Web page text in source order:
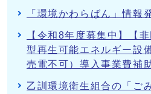
「環境かわらばん」情報
【令和8年度募集中】【
型再生可能エネルギー設
売電不可）導入事業費補
乙訓環境衛生組合の「ご